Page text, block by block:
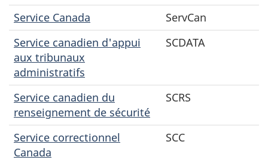
Service Canada
ServCan
Service canadien d'appui
aux tribunaux
administratifs
SCDATA
Service canadien du
renseignement de sécurité
SCRS
Service correctionnel
Canada
SCC